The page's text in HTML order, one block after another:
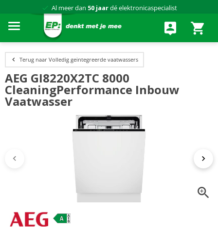
Al meer dan 50 jaardé elektronicaspecialist
Terug naar Volledig geintegreerde vaatwassers
AEG GI8220X2TC 8000
CleaningPerformance Inbouw
Vaatwasser